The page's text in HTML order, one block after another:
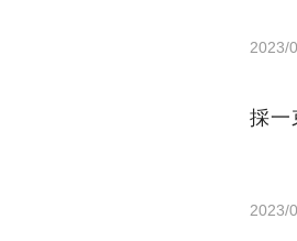
2023/
採一
2023/